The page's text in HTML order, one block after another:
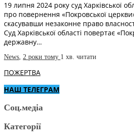
19 липня 2024 року суд Харківської
про повернення «Покровської
скасувавши незаконне право
Суд Харківської області повертає
державну…
News, 2 роки тому 1 хв. читати
ПОЖЕРТВА
НАШ ТЕЛЕГРАМ
Соц.медіа
Категорії